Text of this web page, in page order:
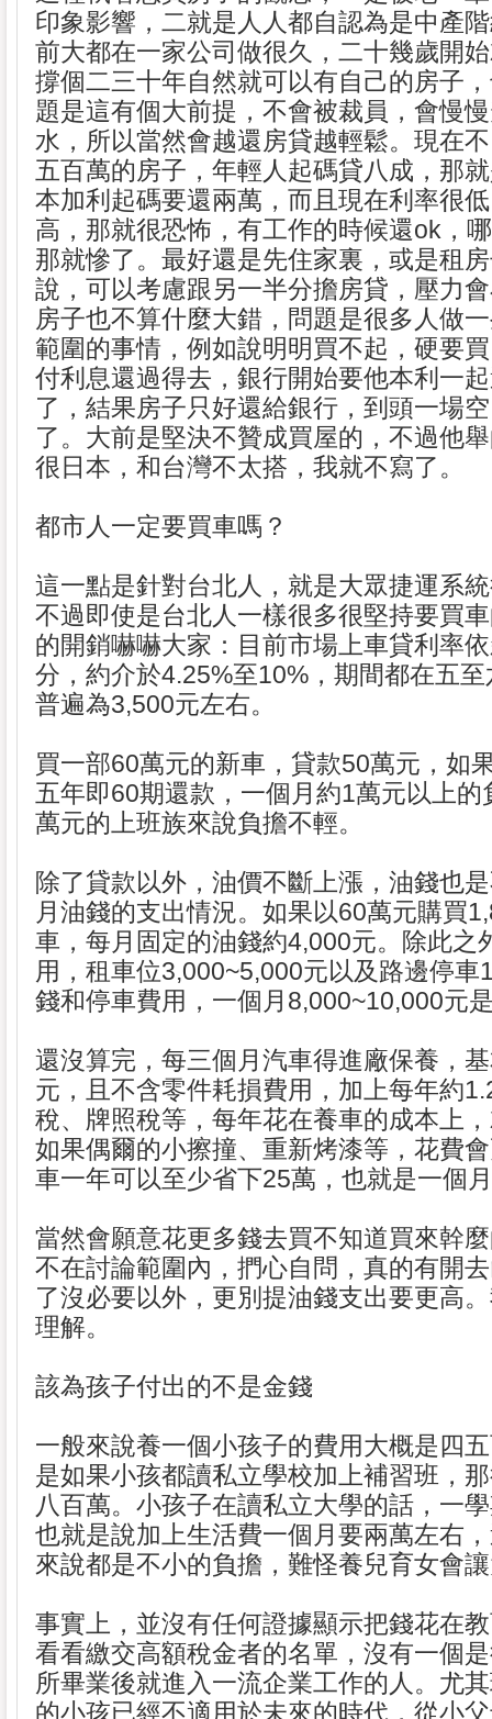
印象影響，二就是人人都自認為是中產
前大都在一家公司做很久，二十幾歲開
撐個二三十年自然就可以有自己的房子
題是這有個大前提，不會被裁員，會慢
水，所以當然會越還房貸越輕鬆。現在
五百萬的房子，年輕人起碼貸八成，那
本加利起碼要還兩萬，而且現在利率很
高，那就很恐怖，有工作的時候還ok，
那就慘了。最好還是先住家裏，或是租
說，可以考慮跟另一半分擔房貸，壓力
房子也不算什麼大錯，問題是很多人做
範圍的事情，例如說明明買不起，硬要
付利息還過得去，銀行開始要他本利一
了，結果房子只好還給銀行，到頭一場
了。大前是堅決不贊成買屋的，不過他
很日本，和台灣不太搭，我就不寫了。
都市人一定要買車嗎？
這一點是針對台北人，就是大眾捷運系
不過即使是台北人一樣很多很堅持要買
的開銷嚇嚇大家：目前市場上車貸利率
分，約介於4.25%至10%，期間都在五
普遍為3,500元左右。
買一部60萬元的新車，貸款50萬元，如
五年即60期還款，一個月約1萬元以上的
萬元的上班族來說負擔不輕。
除了貸款以外，油價不斷上漲，油錢也
月油錢的支出情況。如果以60萬元購買
車，每月固定的油錢約4,000元。除此之
用，租車位3,000~5,000元以及路邊停車
錢和停車費用，一個月8,000~10,000元
還沒算完，每三個月汽車得進廠保養，
元，且不含零件耗損費用，加上每年約
稅、牌照稅等，每年花在養車的成本上
如果偶爾的小擦撞、重新烤漆等，花費
車一年可以至少省下25萬，也就是一個
當然會願意花更多錢去買不知道買來幹
不在討論範圍內，捫心自問，真的有開
了沒必要以外，更別提油錢支出要更高
理解。
該為孩子付出的不是金錢
一般來說養一個小孩子的費用大概是四
是如果小孩都讀私立學校加上補習班，
八百萬。小孩子在讀私立大學的話，一
也就是說加上生活費一個月要兩萬左右
來說都是不小的負擔，難怪養兒育女會
事實上，並沒有任何證據顯示把錢花在
看看繳交高額稅金者的名單，沒有一個
所畢業後就進入一流企業工作的人。尤
的小孩已經不適用於未來的時代，從小